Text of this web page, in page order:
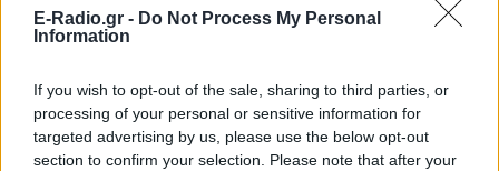
E-Radio.gr - Do Not Process My Personal
Information
If you wish to opt-out of the sale, sharing to third parties, or
processing of your personal or sensitive information for
targeted advertising by us, please use the below opt-out
section to confirm your selection. Please note that after your
αγορών, μια πολυεπίπεδη πίεση (πολιτική,
οικονομική, επικοινωνιακή) για να οδηγηθούμε σε
πρόσδεση για σειρά ετών στο μνημονιακό άρμα.
2. Είναι σαφές ότι το ελληνικό μνημονιακό